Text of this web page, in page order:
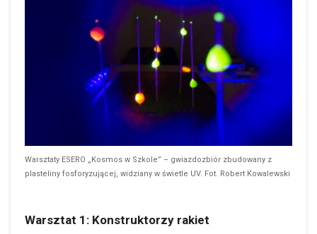
Warsztaty ESERO „Kosmos w Szkole” – gwiazdozbiór zbudowany z
plasteliny fosforyzującej, widziany w świetle UV. Fot. Robert Kowalewski
Warsztat 1: Konstruktorzy rakiet